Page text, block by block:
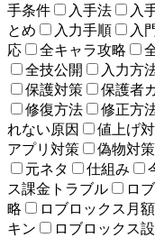
手条件
入手法 入
とめ
入力手順 入
応
全キャラ攻略
全技公開
入力方
保護対策
保護者
修復方法
修正方
れない原因
値上げ
アプリ対策
偽物対策
元ネタ
仕組み
ス課金トラブル
ロ
略
ロブロックス月
キン
ロブロックス